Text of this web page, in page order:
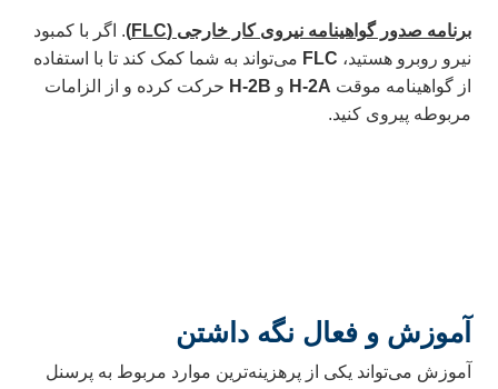
برنامه صدور گواهینامه نیروی کار خارجی (FLC
)
. اگر با کمبود
نیرو روبرو هستید، FLC می‌تواند به شما کمک کند تا با استفاده
از گواهینامه موقت H-2A و H-2B حرکت کرده و از الزامات
مربوطه پیروی کنید.
آموزش و فعال نگه داشتن
آموزش می‌تواند یکی از پرهزینه‌ترین موارد مربوط به پرسنل